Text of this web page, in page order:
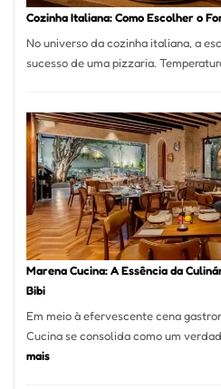
Cozinha Italiana: Como Escolher o
No universo da cozinha italiana, a
sucesso de uma pizzaria.
Marena Cucina: A Essência da
Bibi
Em meio à efervescente cena
Cucina se consolida como um
mais: